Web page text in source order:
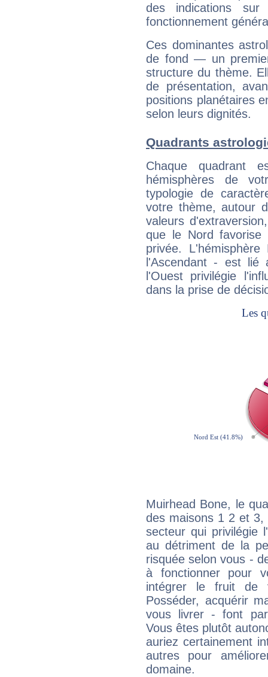
des indications sur
fonctionnement
Ces dominantes
de fond — un
structure du thème.
de présentation,
positions planétaires
selon leurs dignités.
Quadrants
Chaque quadrant
hémisphères de
typologie de
votre thème, autour
valeurs
que le Nord favorise
privée.
l'Ascendant - est
l'Ouest privilégie
dans la prise de
Muirhead Bone, le
des maisons 1 2 et
secteur qui privilégie
au détriment de la
risquée selon vous -
à fonctionner pour
intégrer le fruit de
Posséder, acquérir
vous livrer - font
Vous êtes plutôt
auriez certainement
autres pour
domaine.